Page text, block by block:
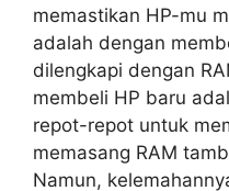
memastikan HP-mu
adalah dengan
dilengkapi dengan
membeli HP baru
repot-repot untuk
memasang RAM
Namun,